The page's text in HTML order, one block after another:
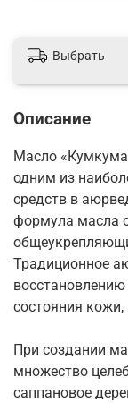
Выбрать
Описание
Масло
одним из
средств в
формула масла
Традиционное
состояния кожи,
При создании
множество
саппановое